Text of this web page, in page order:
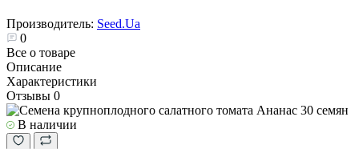
Производитель: Seed.Ua
0
Все о товаре
Описание
Характеристики
Отзывы 0
В наличии